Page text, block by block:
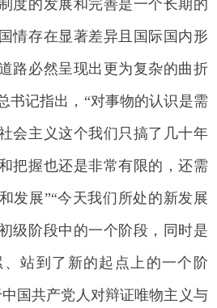
度的发展和完善是一个长期的
情存在显著差异且国际国内形
路必然呈现出更为复杂的曲折
书记指出，“对事物的认识是需
会主义这个我们只搞了几十年
把握也还是非常有限的，还需
发展”“今天我们所处的新发展
级阶段中的一个阶段，同时是
站到了新的起点上的一个阶
国共产党人对辩证唯物主义与